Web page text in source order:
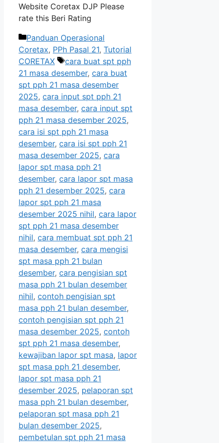
Website Coretax DJP Please
rate this Beri Rating
Kategori
Panduan Operasional
Coretax, PPh Pasal 21, Tutorial
CORETAX
Tag
cara buat spt pph
21 masa desember, cara buat
spt pph 21 masa desember
2025, cara input spt pph 21
masa desember, cara input spt
pph 21 masa desember 2025,
cara isi spt pph 21 masa
desember, cara isi spt pph 21
masa desember 2025, cara
lapor spt masa pph 21
desember, cara lapor spt masa
pph 21 desember 2025, cara
lapor spt pph 21 masa
desember 2025 nihil, cara lapor
spt pph 21 masa desember
nihil, cara membuat spt pph 21
masa desember, cara mengisi
spt masa pph 21 bulan
desember, cara pengisian spt
masa pph 21 bulan desember
nihil, contoh pengisian spt
masa pph 21 bulan desember,
contoh pengisian spt pph 21
masa desember 2025, contoh
spt pph 21 masa desember,
kewajiban lapor spt masa, lapor
spt masa pph 21 desember,
lapor spt masa pph 21
desember 2025, pelaporan spt
masa pph 21 bulan desember,
pelaporan spt masa pph 21
bulan desember 2025,
pembetulan spt pph 21 masa